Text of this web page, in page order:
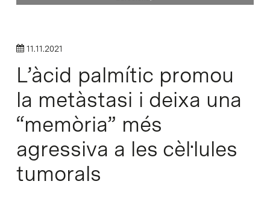
11.11.2021
L’àcid palmític promou
la metàstasi i deixa una
“memòria” més
agressiva a les cèl·lules
tumorals